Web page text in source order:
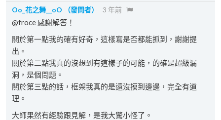
Oo_花之舞__oO （發問者） 3 年前
@froce 感謝解答！
關於第一點我的確有好奇，這樣寫是否都能抓到，謝謝提
出。
關於第二點我真的沒想到有這樣子的可能，的確是超級漏
洞，是個問題。
關於第三點的話，框架我真的是還沒摸到邊邊，完全有道
理。
大師果然有經驗跟見解，是我大驚小怪了。